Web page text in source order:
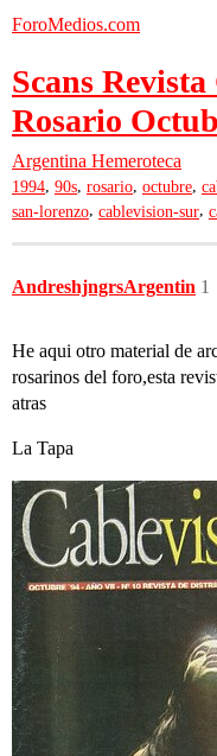
ForoMedios.com
Scans
Rosario
Argentina Hemeroteca
1994, 90s, rosario, octubre,
san-lorenzo, cablevision-sur,
AndreshjngrsArgentin 1
He aqui otro material de
rosarinos del foro,esta
atras
La Tapa